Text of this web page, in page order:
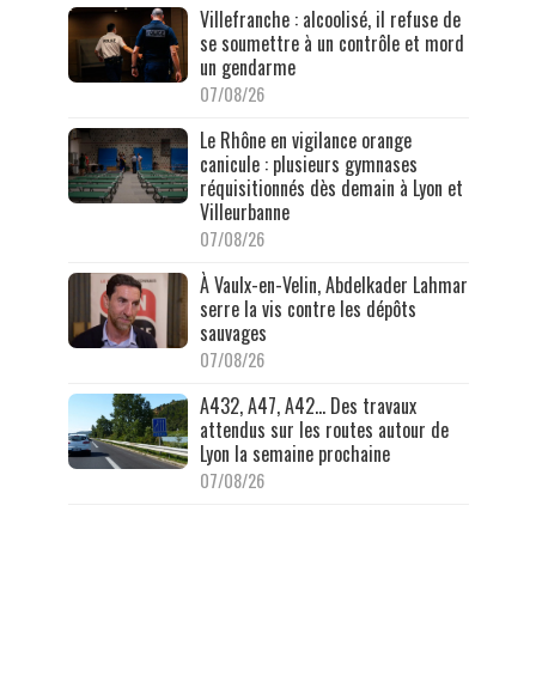
Villefranche : alcoolisé, il refuse de
se soumettre à un contrôle et mord
un gendarme
07/08/26
Le Rhône en vigilance orange
canicule : plusieurs gymnases
réquisitionnés dès demain à Lyon et
Villeurbanne
07/08/26
À Vaulx-en-Velin, Abdelkader Lahmar
serre la vis contre les dépôts
sauvages
07/08/26
A432, A47, A42… Des travaux
attendus sur les routes autour de
Lyon la semaine prochaine
07/08/26